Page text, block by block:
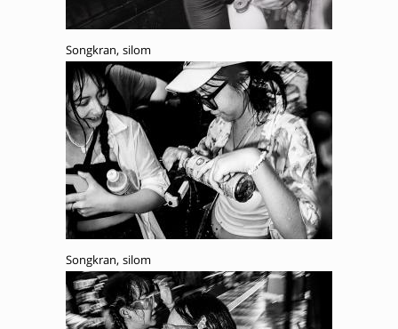
Songkran, silom
Songkran, silom